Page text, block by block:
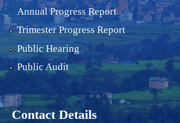
Annual Progress Report
Trimester Progress Report
Public Hearing
Public Audit
Contact Details